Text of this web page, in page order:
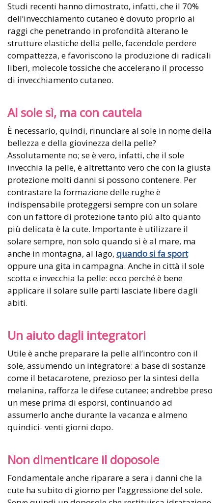
Studi recenti hanno dimostrato, infatti, che il 70%
dell’invecchiamento cutaneo è dovuto proprio ai
raggi che penetrando in profondità alterano le
strutture elastiche della pelle, facendole perdere
compattezza, e favoriscono la produzione di radicali
liberi, molecole tossiche che accelerano il processo
di invecchiamento cutaneo.
Al sole sì, ma con cautela
È necessario, quindi, rinunciare al sole in nome della
bellezza e della giovinezza della pelle?
Assolutamente no; se è vero, infatti, che il sole
invecchia la pelle, è altrettanto vero che con la giusta
protezione molti danni si possono contenere. Per
contrastare la formazione delle rughe è
indispensabile proteggersi sempre con un solare
con un fattore di protezione tanto più alto quanto
più delicata è la cute. Importante è utilizzare il
solare sempre, non solo quando si è al mare, ma
anche in montagna, al lago, quando si fa sport
oppure una gita in campagna. Anche in città il sole
scotta e invecchia la pelle: ecco perché è bene
applicare il solare sulle parti lasciate libere dagli
abiti.
Un aiuto dagli integratori
Utile è anche preparare la pelle all’incontro con il
sole, assumendo un integratore: a base di sostanze
come il betacarotene, prezioso per la sintesi della
melanina, rafforza le difese cutanee; andrebbe preso
un mese prima di esporsi, continuando ad
assumerlo anche durante la vacanza e almeno
quindici- venti giorni dopo.
Non dimenticare il doposole
Fondamentale anche riparare a sera i danni che la
cute ha subito di giorno per l’aggressione del sole.